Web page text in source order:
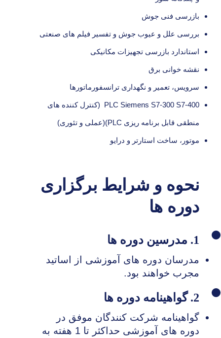
بازرسی فنی جوش
بررسی علل و عیوب جوش و تفسیر فیلم های صنعتی
استاندارد بازرسی تجهیزات مکانیکی
نقشه خوانی برق
سرویس، تعمیر و نگهداری ترانسفورماتورها
PLC Siemens S7-300 S7-400 (کنترل کننده های
منطقی قابل برنامه ریزی PLC)(عملی و تئوری)
موتور، ساخت استارتر و درایو
نحوه و شرایط برگزاری
دوره ها
1. مدرسین دوره ها
مدرسان دوره های آموزشی از اساتید
مجرب خواهند بود.
2. گواهینامه دوره ها
گواهینامه شرکت کنندگان موفق در
دوره های آموزشی حداکثر تا 1 هفته به